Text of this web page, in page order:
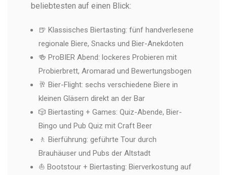
beliebtesten auf einen Blick:
🍺 Klassisches Biertasting: fünf handverlesene
regionale Biere, Snacks und Bier-Anekdoten
🍻 ProBIER Abend: lockeres Probieren mit
Probierbrett, Aromarad und Bewertungsbogen
🥂 Bier-Flight: sechs verschiedene Biere in
kleinen Gläsern direkt an der Bar
🎲 Biertasting + Games: Quiz-Abende, Bier-
Bingo und Pub Quiz mit Craft Beer
🚶 Bierführung: geführte Tour durch
Brauhäuser und Pubs der Altstadt
⛵ Bootstour + Biertasting: Bierverkostung auf